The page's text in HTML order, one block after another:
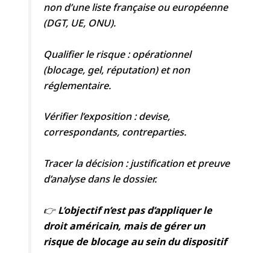
non d’une liste française ou européenne
(DGT, UE, ONU).
Qualifier le risque : opérationnel
(blocage, gel, réputation) et non
réglementaire.
Vérifier l’exposition : devise,
correspondants, contreparties.
Tracer la décision : justification et preuve
d’analyse dans le dossier.
👉L’objectif n’est pas d’appliquer le
droit américain, mais de gérer un
risque de blocage au sein du dispositif